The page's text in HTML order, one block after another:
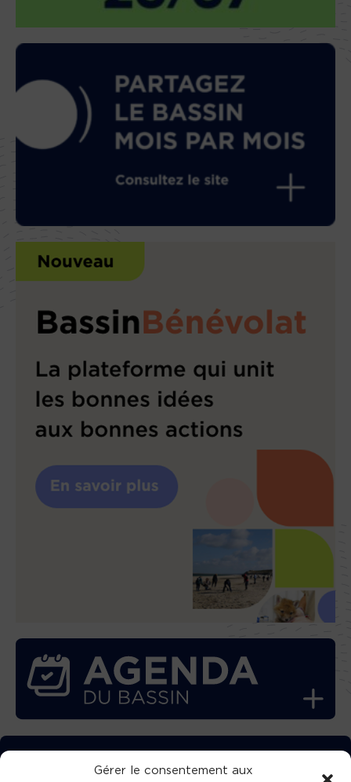
Gérer le consentement aux
TÉLÉCHARGEZ GRATUITEMENT